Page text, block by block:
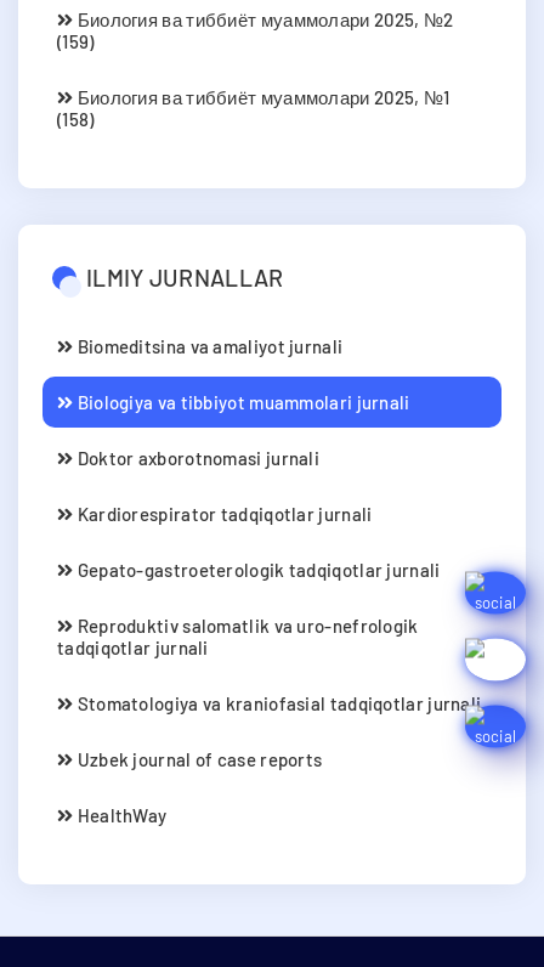
Биология ва тиббиёт муаммолари 2025, №2
(159)
Биология ва тиббиёт муаммолари 2025, №1
(158)
ILMIY JURNALLAR
Biomeditsina va amaliyot jurnali
Biologiya va tibbiyot muammolari jurnali
Doktor axborotnomasi jurnali
Kardiorespirator tadqiqotlar jurnali
Gepato-gastroeterologik tadqiqotlar jurnali
Reproduktiv salomatlik va uro-nefrologik
tadqiqotlar jurnali
Stomatologiya va kraniofasial tadqiqotlar jurnali
Uzbek journal of case reports
HealthWay